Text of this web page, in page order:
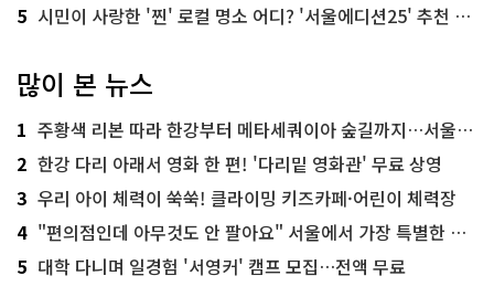
5 시민이 사랑한 '찐' 로컬 명소 어디? '서울에디션25' 추천 코스
많이 본 뉴스
1 주황색 리본 따라 한강부터 메타세쿼이아 숲길까지…서울둘레길 15코스
2 한강 다리 아래서 영화 한 편! '다리밑 영화관' 무료 상영
3 우리 아이 체력이 쑥쑥! 클라이밍 키즈카페·어린이 체력장
4 "편의점인데 아무것도 안 팔아요" 서울에서 가장 특별한 편의점의 정체
5 대학 다니며 일경험 '서영커' 캠프 모집…전액 무료